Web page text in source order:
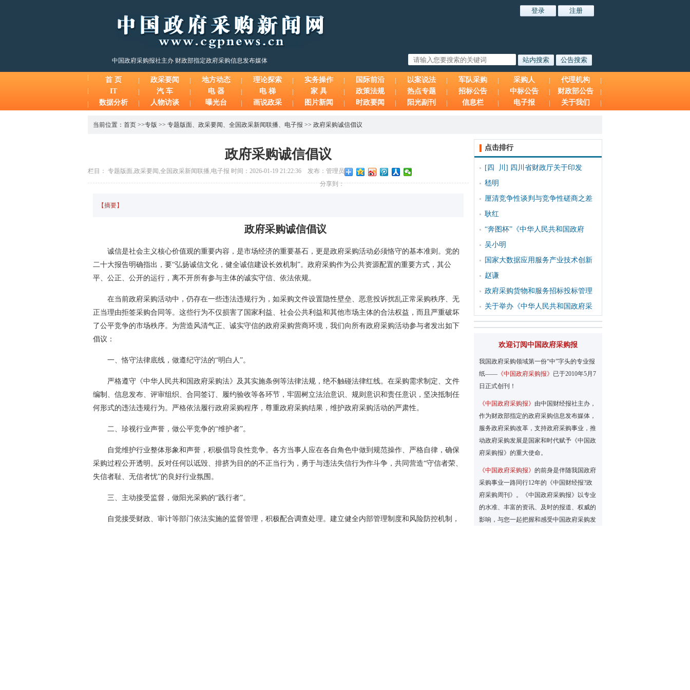
中国政府采购报社主办 财政部指定政府采购信息发布媒体
首 页 政采要闻 地方动态 理论探索 实务操作 国际前沿 以案说法 军队采购 采购人
代理机构
IT
汽 车 电 器 电 梯 家 具 政策法规 热点专题 招标公告 中标公告
财政部公告
数据分析
人物访谈 曝光台 画说政采 图片新闻 时政要闻 阳光副刊 信息栏 电子报 关于我们
当前位置： 首页 >>专版 >> 专题版面、 政采要闻 、 全国政采新闻联播、 电子报 >> 政府采购诚信倡议
政府采购诚信倡议
栏目： 专题版面,政采要闻,全国政采新闻联播,电子报 时间：2026-01-19 21:22:36 发布：管理员
分享到：
【摘要】
政府采购诚信倡议
诚信是社会主义核心价值观的重要内容，是市场经济的重要基石，更是政府采购活动必须恪守的基本准则。党的
二十大报告明确指出，要“弘扬诚信文化，健全诚信建设长效机制”。政府采购作为公共资源配置的重要方式，其公
平、公正、公开的运行，离不开所有参与主体的诚实守信、依法依规。
在当前政府采购活动中，仍存在一些违法违规行为，如采购文件设置隐性壁垒、恶意投诉扰乱正常采购秩序、无
正当理由拒签采购合同等。这些行为不仅损害了国家利益、社会公共利益和其他市场主体的合法权益，而且严重破坏
了公平竞争的市场秩序。为营造风清气正、诚实守信的政府采购营商环境，我们向所有政府采购活动参与者发出如下
倡议：
一、恪守法律底线，做遵纪守法的“明白人”。
严格遵守《中华人民共和国政府采购法》及其实施条例等法律法规，绝不触碰法律红线。在采购需求制定、文件
编制、信息发布、评审组织、合同签订、履约验收等各环节，牢固树立法治意识、规则意识和责任意识，坚决抵制任
何形式的违法违规行为。严格依法履行政府采购程序，尊重政府采购结果，维护政府采购活动的严肃性。
二、珍视行业声誉，做公平竞争的“维护者”。
自觉维护行业整体形象和声誉，积极倡导良性竞争。各方当事人应在各自角色中做到规范操作、严格自律，确保
采购过程公开透明。反对任何以诋毁、排挤为目的的不正当行为，勇于与违法失信行为作斗争，共同营造“守信者荣、
失信者耻、无信者忧”的良好行业氛围。
三、主动接受监督，做阳光采购的“践行者”。
自觉接受财政、审计等部门依法实施的监督管理，积极配合调查处理。建立健全内部管理制度和风险防控机制，
点击排行
[四 川] 四川省财政厅关于印发
嵇明
厘清竞争性谈判与竞争性磋商之差
耿红
“奔图杯”《中华人民共和国政府
吴小明
国家大数据应用服务产业技术创新
赵谦
政府采购货物和服务招标投标管理
关于举办《中华人民共和国政府采
欢迎订阅中国政府采购报
我国政府采购领域第一份“中”字头的专业报
纸—— 《中国政府采购报》 已于2010年5月7
日正式创刊！
《中国政府采购报》 由中国财经报社主办，
作为财政部指定的政府采购信息发布媒体，
服务政府采购改革，支持政府采购事业，推
动政府采购发展是国家和时代赋予《中国政
府采购报》的重大使命。
《中国政府采购报》 的前身是伴随我国政府
采购事业一路同行12年的《中国财经报?政
府采购周刊》。《中国政府采购报》以专业
的水准、丰富的资讯、及时的报道、权威的
影响，与您一起把握和感受中国政府采购发